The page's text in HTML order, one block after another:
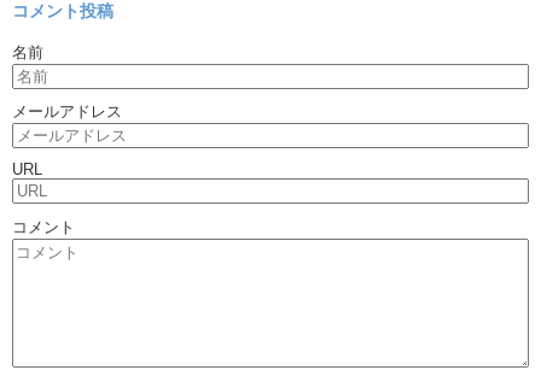
コメント投稿
名前
メールアドレス
URL
コメント